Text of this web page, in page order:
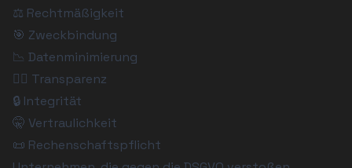
⚖️ Rechtmäßigkeit
🎯 Zweckbindung
📉 Datenminimierung
🕵️‍♂️ Transparenz
🔒 Integrität
🤫 Vertraulichkeit
📜 Rechenschaftspflicht